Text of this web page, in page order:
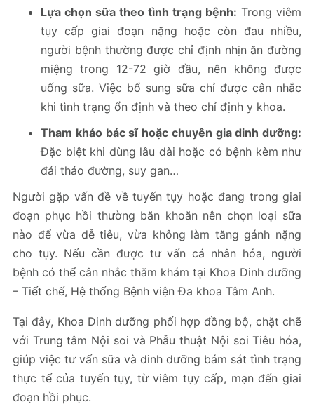
Lựa chọn sữa theo tình trạng bệnh: Trong viêm
tụy cấp giai đoạn nặng hoặc còn đau nhiều,
người bệnh thường được chỉ định nhịn ăn đường
miệng trong 12-72 giờ đầu, nên không được
uống sữa. Việc bổ sung sữa chỉ được cân nhắc
khi tình trạng ổn định và theo chỉ định y khoa.
Tham khảo bác sĩ hoặc chuyên gia dinh dưỡng:
Đặc biệt khi dùng lâu dài hoặc có bệnh kèm như
đái tháo đường, suy gan…
Người gặp vấn đề về tuyến tụy hoặc đang trong giai
đoạn phục hồi thường băn khoăn nên chọn loại sữa
nào để vừa dễ tiêu, vừa không làm tăng gánh nặng
cho tụy. Nếu cần được tư vấn cá nhân hóa, người
bệnh có thể cân nhắc thăm khám tại Khoa Dinh dưỡng
– Tiết chế, Hệ thống Bệnh viện Đa khoa Tâm Anh.
Tại đây, Khoa Dinh dưỡng phối hợp đồng bộ, chặt chẽ
với Trung tâm Nội soi và Phẫu thuật Nội soi Tiêu hóa,
giúp việc tư vấn sữa và dinh dưỡng bám sát tình trạng
thực tế của tuyến tụy, từ viêm tụy cấp, mạn đến giai
đoạn hồi phục.